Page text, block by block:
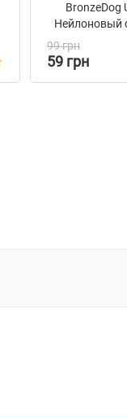
BronzeDog
Нейлоновый
99 грн
59 грн